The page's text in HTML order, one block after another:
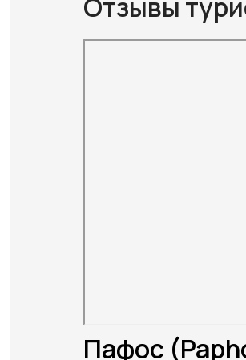
Отзывы
Пафос